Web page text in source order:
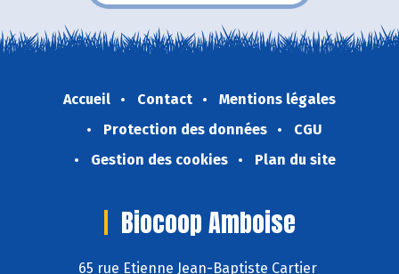
Accueil Contact
Mentions légales
Protection des données
CGU
Gestion des cookies
Plan du site
Biocoop Amboise
65 rue Etienne Jean-Baptiste Cartier